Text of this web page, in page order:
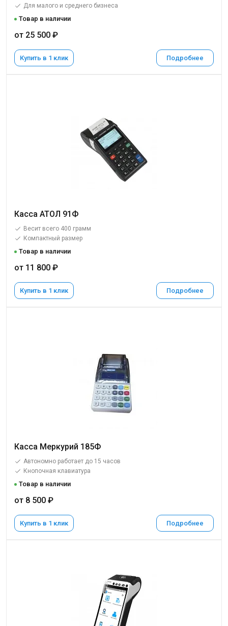
Для малого и среднего бизнеса
Товар в наличии
от 25 500 ₽
Купить в 1 клик Подробнее
Касса АТОЛ 91Ф
Весит всего 400 грамм
Компактный размер
Товар в наличии
от 11 800 ₽
Купить в 1 клик Подробнее
Касса Меркурий 185Ф
Автономно работает до 15 часов
Кнопочная клавиатура
Товар в наличии
от 8 500 ₽
Купить в 1 клик Подробнее